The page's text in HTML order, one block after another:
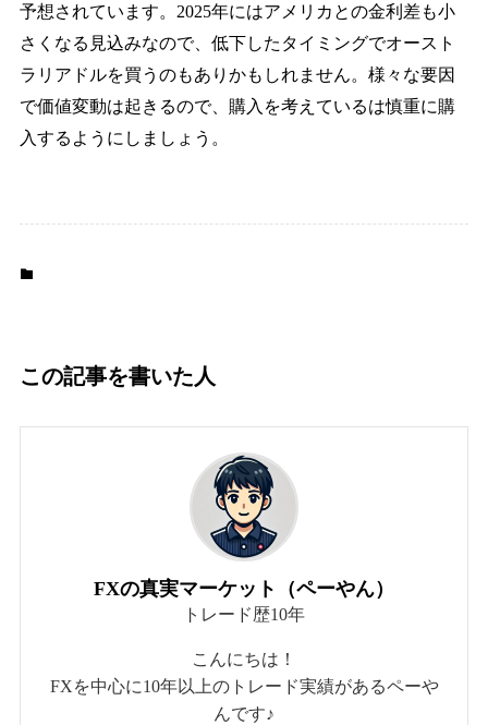
予想されています。2025年にはアメリカとの金利差も小
さくなる見込みなので、低下したタイミングでオースト
ラリアドルを買うのもありかもしれません。様々な要因
で価値変動は起きるので、購入を考えているは慎重に購
入するようにしましょう。
この記事を書いた人
FXの真実マーケット（ペーやん）
トレード歴10年
こんにちは！
FXを中心に10年以上のトレード実績があるペーや
んです♪